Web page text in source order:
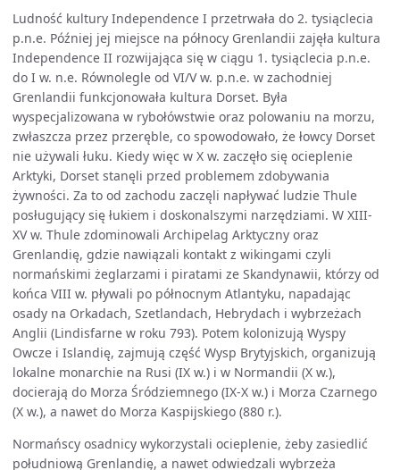
Ludność kultury Independence I przetrwała do 2. tysiąclecia
p.n.e. Później jej miejsce na północy Grenlandii zajęła kultura
Independence II rozwijająca się w ciągu 1. tysiąclecia p.n.e.
do I w. n.e. Równolegle od VI/V w. p.n.e. w zachodniej
Grenlandii funkcjonowała kultura Dorset. Była
wyspecjalizowana w rybołówstwie oraz polowaniu na morzu,
zwłaszcza przez przeręble, co spowodowało, że łowcy Dorset
nie używali łuku. Kiedy więc w X w. zaczęło się ocieplenie
Arktyki, Dorset stanęli przed problemem zdobywania
żywności. Za to od zachodu zaczęli napływać ludzie Thule
posługujący się łukiem i doskonalszymi narzędziami. W XIII-
XV w. Thule zdominowali Archipelag Arktyczny oraz
Grenlandię, gdzie nawiązali kontakt z wikingami czyli
normańskimi żeglarzami i piratami ze Skandynawii, którzy od
końca VIII w. pływali po północnym Atlantyku, napadając
osady na Orkadach, Szetlandach, Hebrydach i wybrzeżach
Anglii (Lindisfarne w roku 793). Potem kolonizują Wyspy
Owcze i Islandię, zajmują część Wysp Brytyjskich, organizują
lokalne monarchie na Rusi (IX w.) i w Normandii (X w.),
docierają do Morza Śródziemnego (IX-X w.) i Morza Czarnego
(X w.), a nawet do Morza Kaspijskiego (880 r.).
Normańscy osadnicy wykorzystali ocieplenie, żeby zasiedlić
południową Grenlandię, a nawet odwiedzali wybrzeża